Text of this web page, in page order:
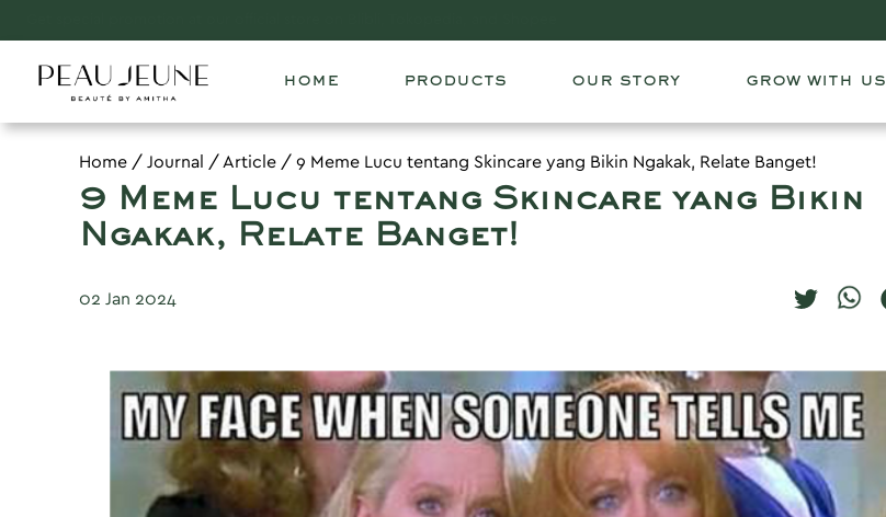
home products our story grow with us
Home / Journal / Article / 9 Meme Lucu tentang Skincare yang Bikin Ngakak, Relate Banget!
9 Meme Lucu tentang Skincare yang Bikin
Ngakak, Relate Banget!
02 Jan 2024